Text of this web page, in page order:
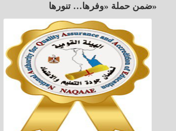
ضمن حملة «وفرها… تنورها»